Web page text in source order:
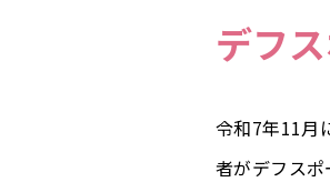
デフ
令和7年11月
者がデフス